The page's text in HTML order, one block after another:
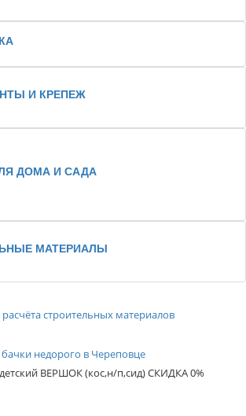
И КРЕПЕЖ
ДОМА И САДА
МАТЕРИАЛЫ
расчёта строительных материалов
недорого в Череповце
ВЕРШОК (кос,н/п,сид) СКИДКА 0%